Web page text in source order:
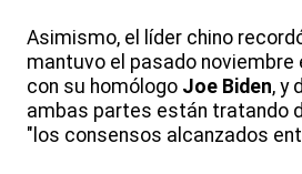
Asimismo, el líder chino
mantuvo el pasado noviembre
con su homólogo Joe Biden, y
ambas partes están tratando
"los consensos alcanzados